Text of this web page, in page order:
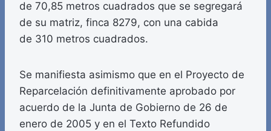
de 70,85 metros cuadrados que se segregará
de su matriz, finca 8279, con una cabida
de 310 metros cuadrados.
Se manifiesta asimismo que en el Proyecto de
Reparcelación definitivamente aprobado por
acuerdo de la Junta de Gobierno de 26 de
enero de 2005 y en el Texto Refundido